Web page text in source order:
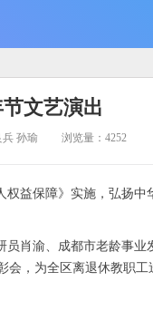
文艺演出
孙瑜 浏览量：4252
益保障》实施，弘扬
肖渝、成都市老龄事
，为全区离退休教职工